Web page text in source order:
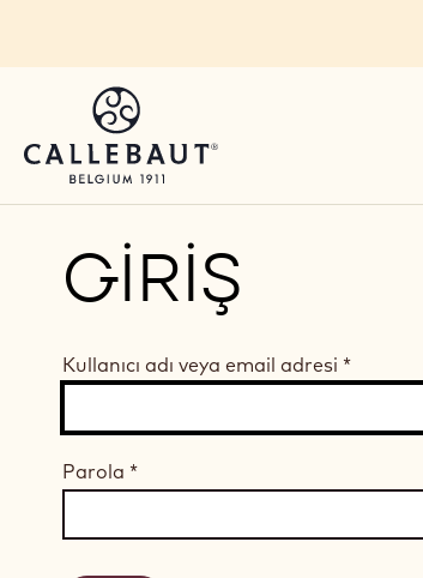
GIRIŞ
Kullanıcı adı veya email adresi *
Parola *